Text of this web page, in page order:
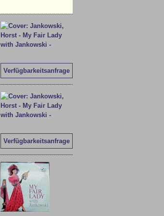
Verfügbarkeitsanfrage
Verfügbarkeitsanfrage